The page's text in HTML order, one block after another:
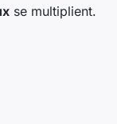
se multiplient.